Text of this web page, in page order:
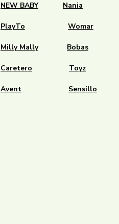
NEW BABY Nania
PlayTo Womar
Milly Mally Bobas
Caretero Toyz
Avent Sensillo